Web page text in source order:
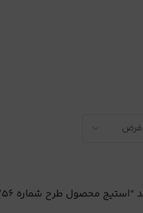
محصول طرح شماره 56”